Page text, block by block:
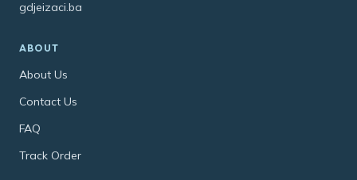
gdjeizaci.ba
ABOUT
About Us
Contact Us
FAQ
Track Order